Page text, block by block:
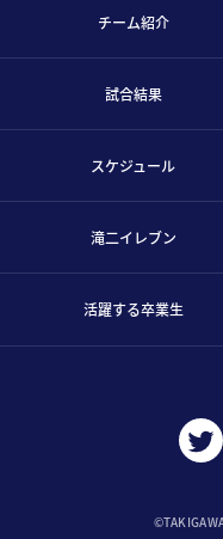
チーム紹介
試合結果
スケジュール
滝二イレブン
活躍する卒業生